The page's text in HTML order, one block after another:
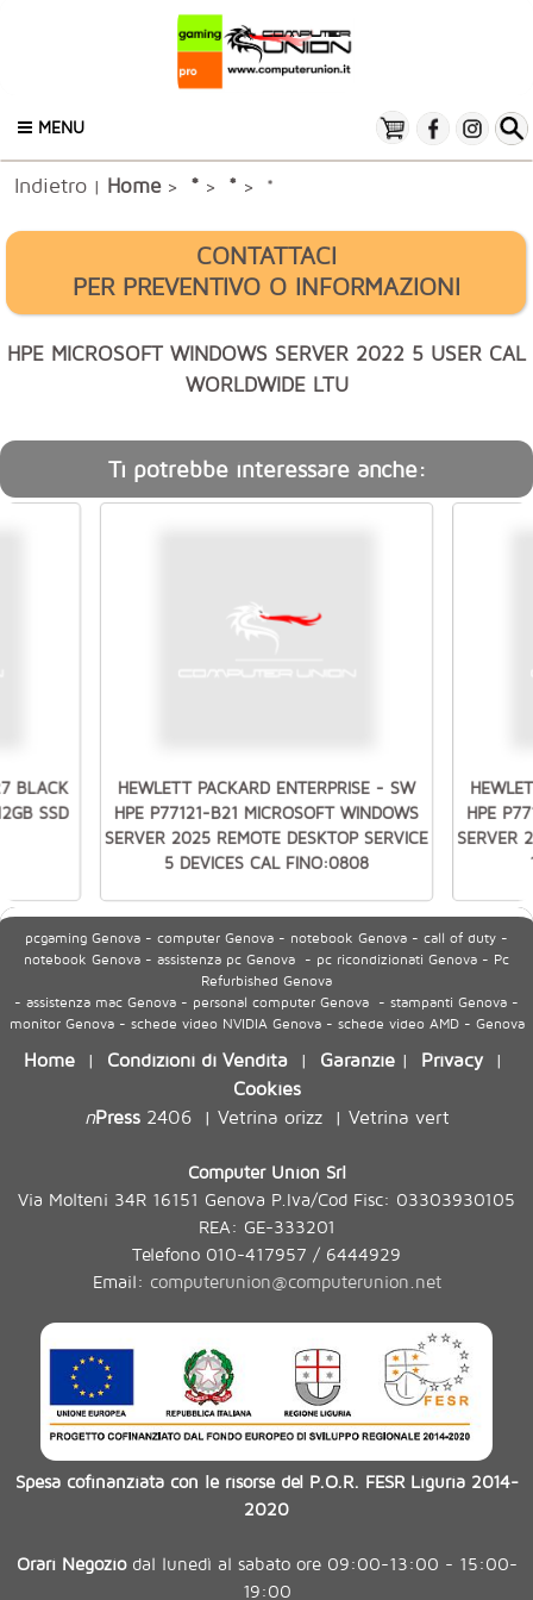
MENU
Indietro | Home> * > * > *
CONTATTACI
PER PREVENTIVO O INFORMAZIONI
HPE MICROSOFT WINDOWS SERVER 2022 5 USER CAL
WORLDWIDE LTU
Ti potrebbe interessare anche:
BLACK
SSD
HEWLETT PACKARD ENTERPRISE - SW
HPE P77121-B21 MICROSOFT WINDOWS
SERVER 2025 REMOTE DESKTOP SERVICE
5 DEVICES CAL FINO:0808
HPE
SERVER
pcgaming Genova - computer Genova - notebook Genova - call of duty -
notebook Genova - assistenza pc Genova - pc ricondizionati Genova - Pc
Refurbished Genova
- assistenza mac Genova - personal computer Genova - stampanti Genova -
monitor Genova - schede video NVIDIA Genova - schede video AMD - Genova
Home | Condizioni di Vendita | Garanzie | Privacy|
Cookies
nPress2406| Vetrina orizz| Vetrina vert
Computer Union Srl
Via Molteni 34R 16151 Genova P.Iva/Cod Fisc: 03303930105
REA: GE-333201
Telefono 010-417957 / 6444929
Email: computerunion@computerunion.net
Spesa cofinanziata con le risorse del P.O.R. FESR Liguria 2014-
2020
Orari Negoziodal lunedì al sabato ore 09:00-13:00 - 15:00-
19:00